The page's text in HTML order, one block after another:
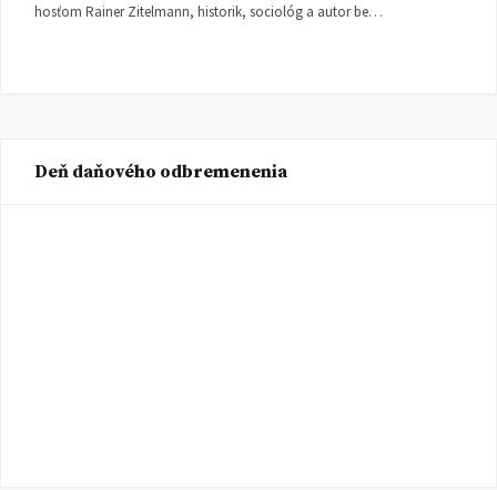
hosťom Rainer Zitelmann, historik, sociológ a autor be…
Deň daňového odbremenenia